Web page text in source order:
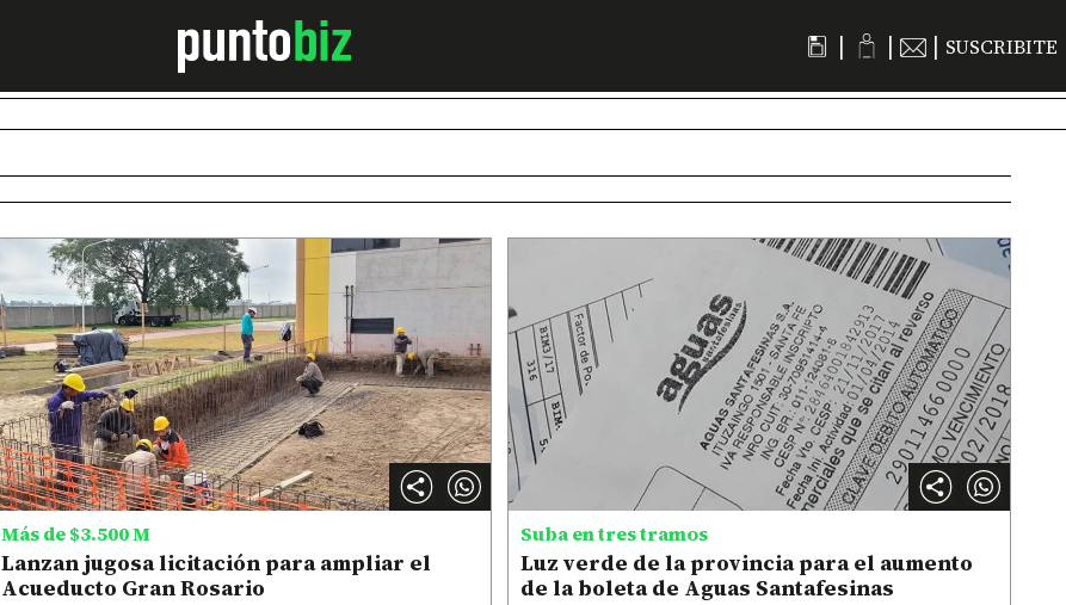
| | | SUSCRIBITE
Más de $3.500 M
Lanzan jugosa licitación para ampliar el
Acueducto Gran Rosario
Suba en tres tramos
Luz verde de la provincia para el aumento
de la boleta de Aguas Santafesinas